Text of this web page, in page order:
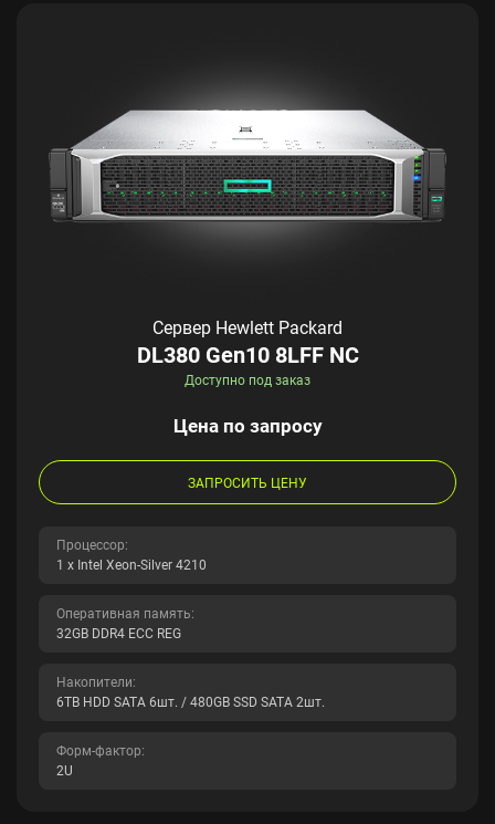
Сервер Hewlett Packard
DL380 Gen10 8LFF NC
Доступно под заказ
Цена по запросу
ЗАПРОСИТЬ ЦЕНУ
Процессор:
1 x Intel Xeon-Silver 4210
Оперативная память:
32GB DDR4 ECC REG
Накопители:
6TB HDD SATA 6шт. / 480GB SSD SATA 2шт.
Форм-фактор:
2U